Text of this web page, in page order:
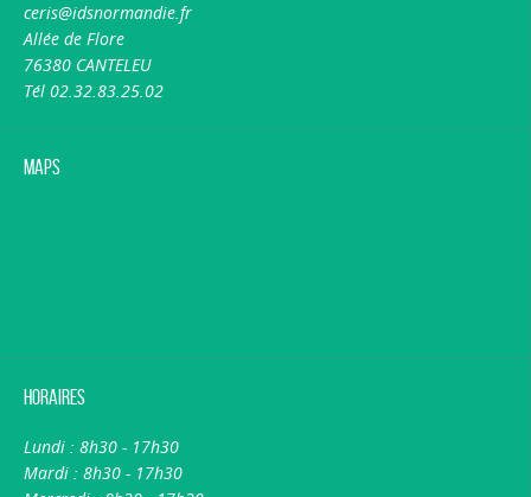
ceris@idsnormandie.fr
Allée de Flore
76380 CANTELEU
Tél 02.32.83.25.02
Maps
Horaires
Lundi : 8h30 - 17h30
Mardi : 8h30 - 17h30